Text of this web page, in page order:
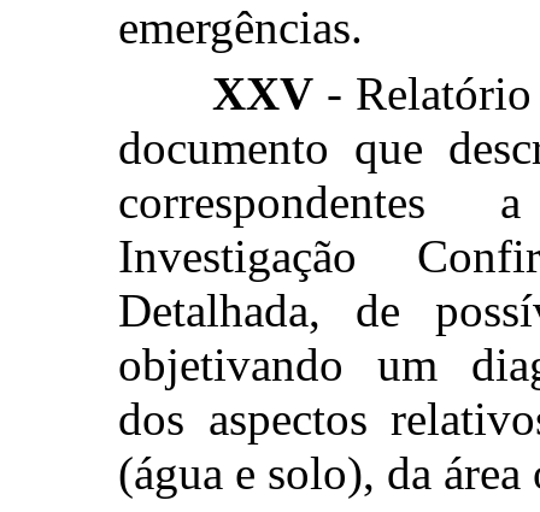
emergências.
XXV -
documento que
correspondentes
Investigação
Detalhada, de
objetivando um
dos aspectos
(água e solo), da